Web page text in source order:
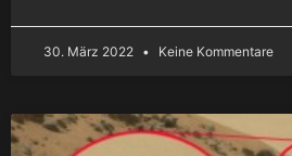
30. März 2022 Keine Kommentare